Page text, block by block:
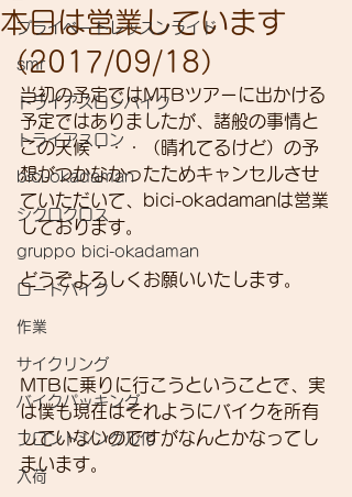
プライベートレッスンライド
smr
トライアスロンバイク
トライアスロン
bici-okadaman
シクロクロス
gruppo bici-okadaman
ロードバイク
作業
サイクリング
バイクパッキング
フロントシングル化
入荷
本日は営業しています
（2017/09/18）
当初の予定ではMTBツアーに出かける
予定ではありましたが、諸般の事情と
この天候・・・（晴れてるけど）の予
想がつかなかったためキャンセルさせ
ていただいて、bici-okadamanは営業
しております。
どうぞよろしくお願いいたします。
MTBに乗りに行こうということで、実
は僕も現在はそれようにバイクを所有
していないのですがなんとかなってし
まいます。